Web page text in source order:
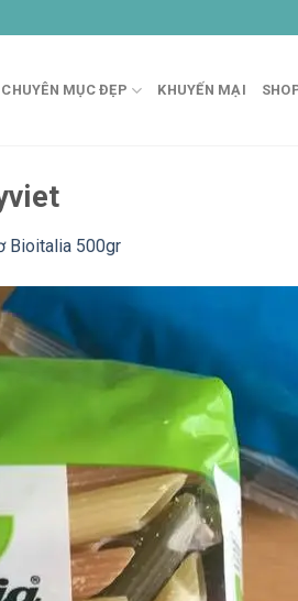
CHUYÊN MỤC ĐẸP KHUYẾN MẠI
Bioitalia 500gr